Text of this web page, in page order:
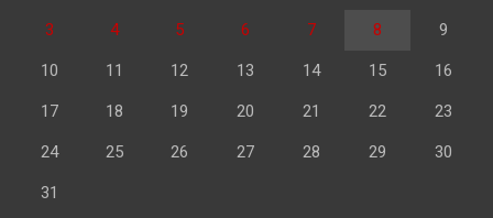
3 4 5 6 7 8 9
10 11 12 13 14 15 16
17 18 19 20 21 22 23
24 25 26 27 28 29 30
31